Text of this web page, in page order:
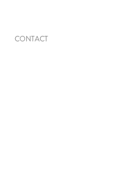
CONTACT